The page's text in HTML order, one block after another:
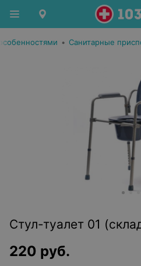
• Санитарные
Стул-туалет 01
220 руб.